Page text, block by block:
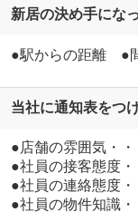
新居の決め手にな
●駅からの距離
当社に通知表をつ
●店舗の雰囲気・
●社員の接客態度
●社員の連絡態度
●社員の物件知識